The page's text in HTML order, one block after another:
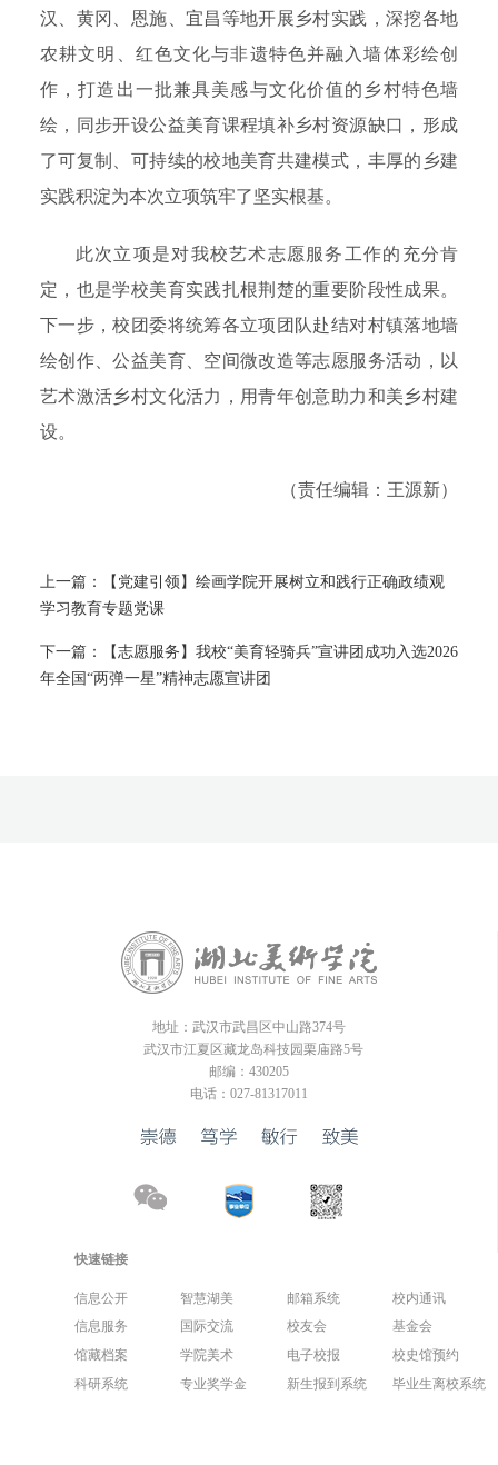
汉、黄冈、恩施、宜昌等地开展乡村实践，深挖各地
农耕文明、红色文化与非遗特色并融入墙体彩绘创
作，打造出一批兼具美感与文化价值的乡村特色墙
绘，同步开设公益美育课程填补乡村资源缺口，形成
了可复制、可持续的校地美育共建模式，丰厚的乡建
实践积淀为本次立项筑牢了坚实根基。
此次立项是对我校艺术志愿服务工作的充分肯
定，也是学校美育实践扎根荆楚的重要阶段性成果。
下一步，校团委将统筹各立项团队赴结对村镇落地墙
绘创作、公益美育、空间微改造等志愿服务活动，以
艺术激活乡村文化活力，用青年创意助力和美乡村建
设。
（责任编辑：王源新）
上一篇：
【党建引领】绘画学院开展树立和践行正确政绩观
学习教育专题党课
下一篇：
【志愿服务】我校“美育轻骑兵”宣讲团成功入选2026
年全国“两弹一星”精神志愿宣讲团
地址：武汉市武昌区中山路374号
武汉市江夏区藏龙岛科技园栗庙路5号
邮编：430205
电话：027-81317011
快速链接
信息公开 智慧湖美 邮箱系统
校内通讯
信息服务
国际交流 校友会
基金会
馆藏档案
学院美术 电子校报
校史馆预约
科研系统
专业奖学金 新生报到系统 毕业生离校系统